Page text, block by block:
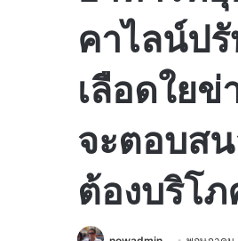
คาไลน์ป
เลือดใย
จะตอบส
ต้องบริโ